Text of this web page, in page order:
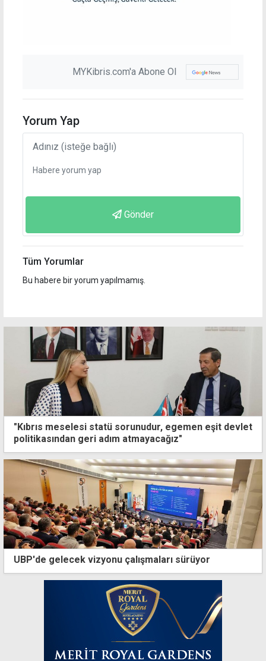
MYKibris.com'a Abone Ol
Yorum Yap
Gönder
Tüm Yorumlar
Bu habere bir yorum yapılmamış.
"Kıbrıs meselesi statü sorunudur, egemen eşit devlet
politikasından geri adım atmayacağız"
UBP'de gelecek vizyonu çalışmaları sürüyor